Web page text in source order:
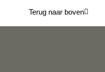
Terug naar boven